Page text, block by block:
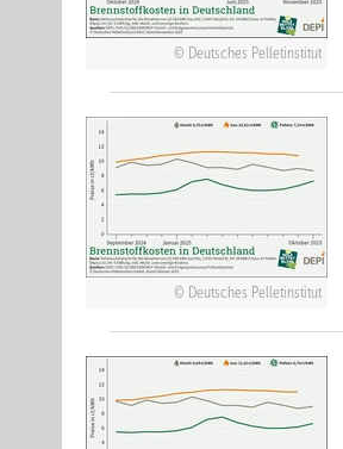
Deutsches Pelletinstitut
Deutsches Pelletinstitut